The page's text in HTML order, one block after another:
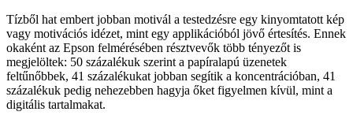
Tízből hat embert jobban motivál a testedzésre egy kinyomtatott kép
vagy motivációs idézet, mint egy applikációból jövő értesítés. Ennek
okaként az Epson felmérésében résztvevők több tényezőt is
megjelöltek: 50 százalékuk szerint a papíralapú üzenetek
feltűnőbbek, 41 százalékukat jobban segítik a koncentrációban, 41
százalékuk pedig nehezebben hagyja őket figyelmen kívül, mint a
digitális tartalmakat.